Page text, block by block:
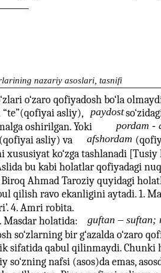
nazariy asoslari, tasnifi
o‘zaro qofiyadosh bo‘la
“te”(qofiyai asliy),
paydost
oshirilgan. Yoki
pordam -
(qofiyai asliy) va afshordam
xususiyat ko‘zga tashlanadi [Tusiy
bu kabi holatlar qofiyadagi
Ahmad Taroziy quyidagi
qilish ravo ekanligini aytadi. 1.
4. Amri robita.
Masdar holatida:
guftan – suftan;
so‘zlarning bir g‘azalda o‘zaro
sifatida qabul qilinmaydi. Chunki
so‘zning nafsi (asos)da emas,